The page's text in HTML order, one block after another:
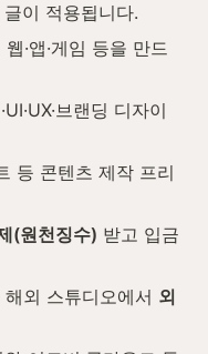
이 적용됩니다.
·앱·게임 등을 만드
브랜딩 디자이
등 콘텐츠 제작 프리
(원천징수) 받고 입금
외 스튜디오에서 외